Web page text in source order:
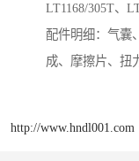
LT1168/305T、
配件明细：气囊
成、摩擦片、扭
http://www.hndl001.com